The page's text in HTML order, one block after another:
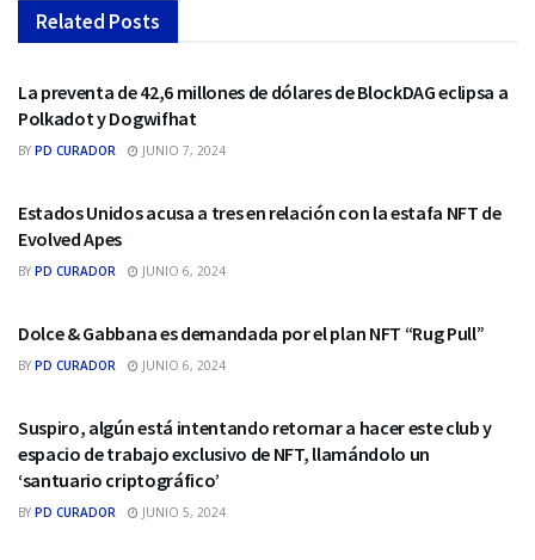
Related Posts
NFTS
La preventa de 42,6 millones de dólares de BlockDAG eclipsa a
Polkadot y Dogwifhat
BY PD CURADOR JUNIO 7, 2024
Estados Unidos acusa a tres en relación con la estafa NFT de
Evolved Apes
BY PD CURADOR JUNIO 6, 2024
Dolce & Gabbana es demandada por el plan NFT “Rug Pull”
BY PD CURADOR JUNIO 6, 2024
Suspiro, algún está intentando retornar a hacer este club y
espacio de trabajo exclusivo de NFT, llamándolo un
‘santuario criptográfico’
BY PD CURADOR JUNIO 5, 2024